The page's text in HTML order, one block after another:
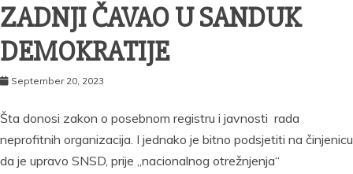
ZADNJI ČAVAO U SANDUK
DEMOKRATIJE
September 20, 2023
Šta donosi zakon o posebnom registru i javnosti rada
neprofitnih organizacija. I jednako je bitno podsjetiti na činjenicu
da je upravo SNSD, prije „nacionalnog otrežnjenja“